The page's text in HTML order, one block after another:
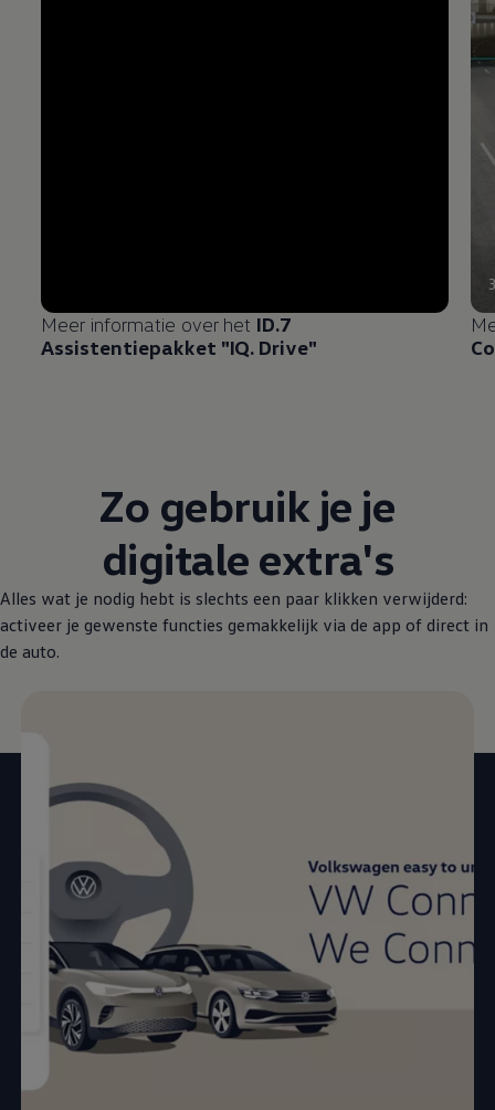
Meer informatie over het ID.7
Assistentiepakket "IQ. Drive"
Zo gebruik je je
digitale extra's
Alles wat je nodig hebt is slechts een paar klikken verwijderd:
activeer je gewenste functies gemakkelijk via de app of direct in
de auto.